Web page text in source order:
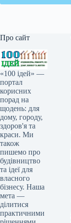
Про сайт
«100 ідей» —
портал
корисних
порад на
щодень: для
дому, городу,
здоров'я та
краси. Ми
також
пишемо про
будівництво
та ідеї для
власного
бізнесу. Наша
мета —
ділитися
практичними